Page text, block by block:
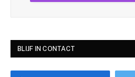
BLIJF IN CONTACT